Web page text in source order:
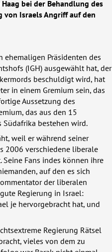
bei der Behandlung des
von Israels Angriff auf den
ehemaligen Präsidenten des
(IGH) ausgewählt hat, der
beschuldigt wird, hat
in einem Gremium sein, das
Aussetzung des
das aus den 15
Südafrika bestehen wird.
weil er während seiner
2006 verschiedene liberale
Seine Fans indes können ihre
auf den es sich
der liberalen
Regierung in Israel:
je hervorgebracht hat, und
Regierung Rätsel
vieles von dem zu